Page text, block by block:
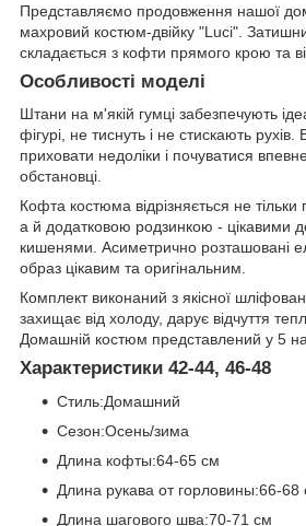
Представляємо продовження нашої
махровий костюм-двійку "Luci".
складається з кофти прямого крою та
Особливості моделі
Штани на м'якій гумці забезпечують
фігурі, не тиснуть і не стискають рухів.
приховати недоліки і почуватися
обстановці.
Кофта костюма відрізняється не
а й додатковою родзинкою - цікавими
кишенями. Асиметрично розташовані
образ цікавим та оригінальним.
Комплект виконаний з якісної
захищає від холоду, дарує відчуття
Домашній костюм представлений у 5
Характеристики 42-44, 46-48
Стиль:Домашний
Сезон:Осень/зима
Длина кофты:64-65 см
Длина рукава от горловины:66-68
Длина шагового шва:70-71 см